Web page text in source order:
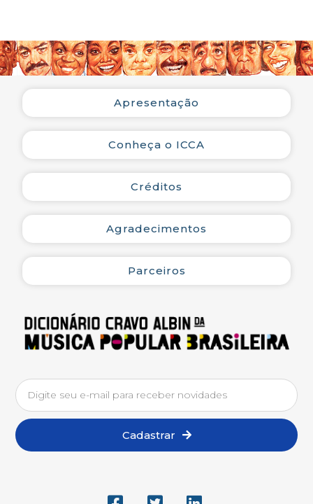
Apresentação
Conheça o ICCA
Créditos
Agradecimentos
Parceiros
Cadastrar